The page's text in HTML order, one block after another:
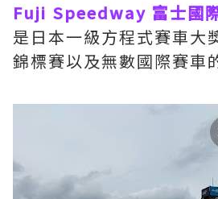
Fuji Speedway 富士國
是日本一級方程式賽車大
錦標賽以及無數國際賽車